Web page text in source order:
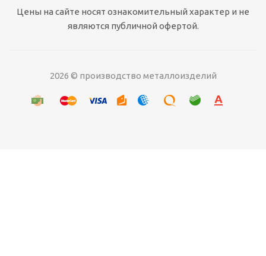
Цены на сайте носят ознакомительный характер и не
являются публичной офертой.
2026 © производство металлоизделий